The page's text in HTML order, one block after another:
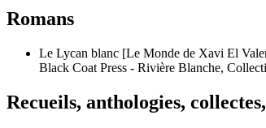
Romans
Le Lycan blanc [Le Monde de Xavi El
Black Coat Press - Rivière Blanche,
Recueils, anthologies,